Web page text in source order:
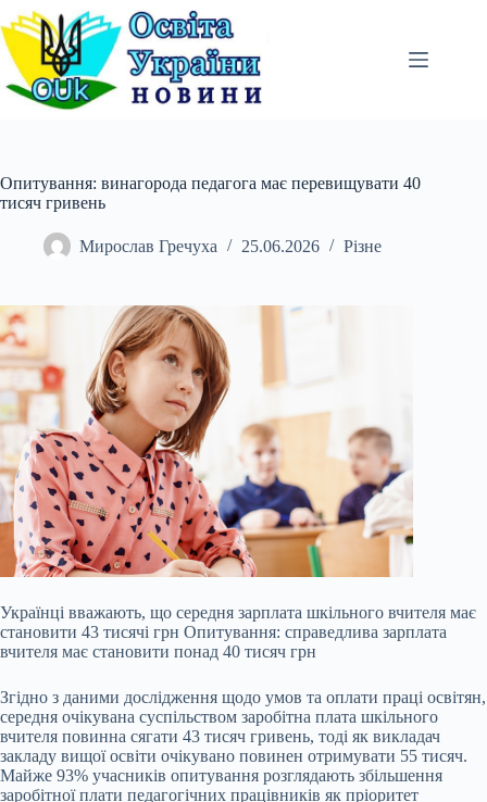
Перейти
до
вмісту
Опитування: винагорода педагога має перевищувати 40
тисяч гривень
Мирослав Гречуха 25.06.2026 Різне
Українці вважають, що середня зарплата шкільного вчителя має
становити 43 тисячі грн Опитування: справедлива зарплата
вчителя має становити понад 40 тисяч грн
Згідно з даними дослідження щодо умов та оплати праці освітян,
середня очікувана суспільством заробітна плата шкільного
вчителя повинна сягати 43 тисяч гривень, тоді як викладач
закладу вищої освіти очікувано повинен отримувати 55 тисяч.
Майже 93% учасників опитування розглядають збільшення
заробітної плати педагогічних працівників як пріоритет